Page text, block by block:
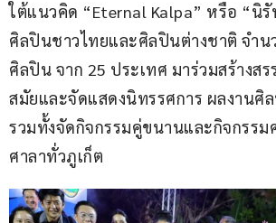
ใต้แนวคิด “Eternal Kalpa” หรือ “นิ
ศิลปินชาวไทยและศิลปินต่างชาติ จำ
ศิลปิน จาก 25 ประเทศ มาร่วมสร้างส
สมัยและจัดแสดงนิทรรศการ ผลงานศิ
รวมทั้งจัดกิจกรรมคู่ขนานและกิจกรรม
ศาลาทั่วภูเก็ต